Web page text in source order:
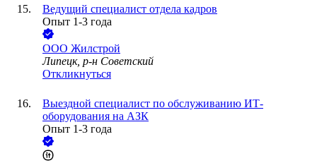
Ведущий специалист отдела кадров
Опыт 1-3 года
ООО Жилстрой
Липецк, р-н Советский
Откликнуться
Выездной специалист по обслуживанию ИТ-
оборудования на АЗК
Опыт 1-3 года